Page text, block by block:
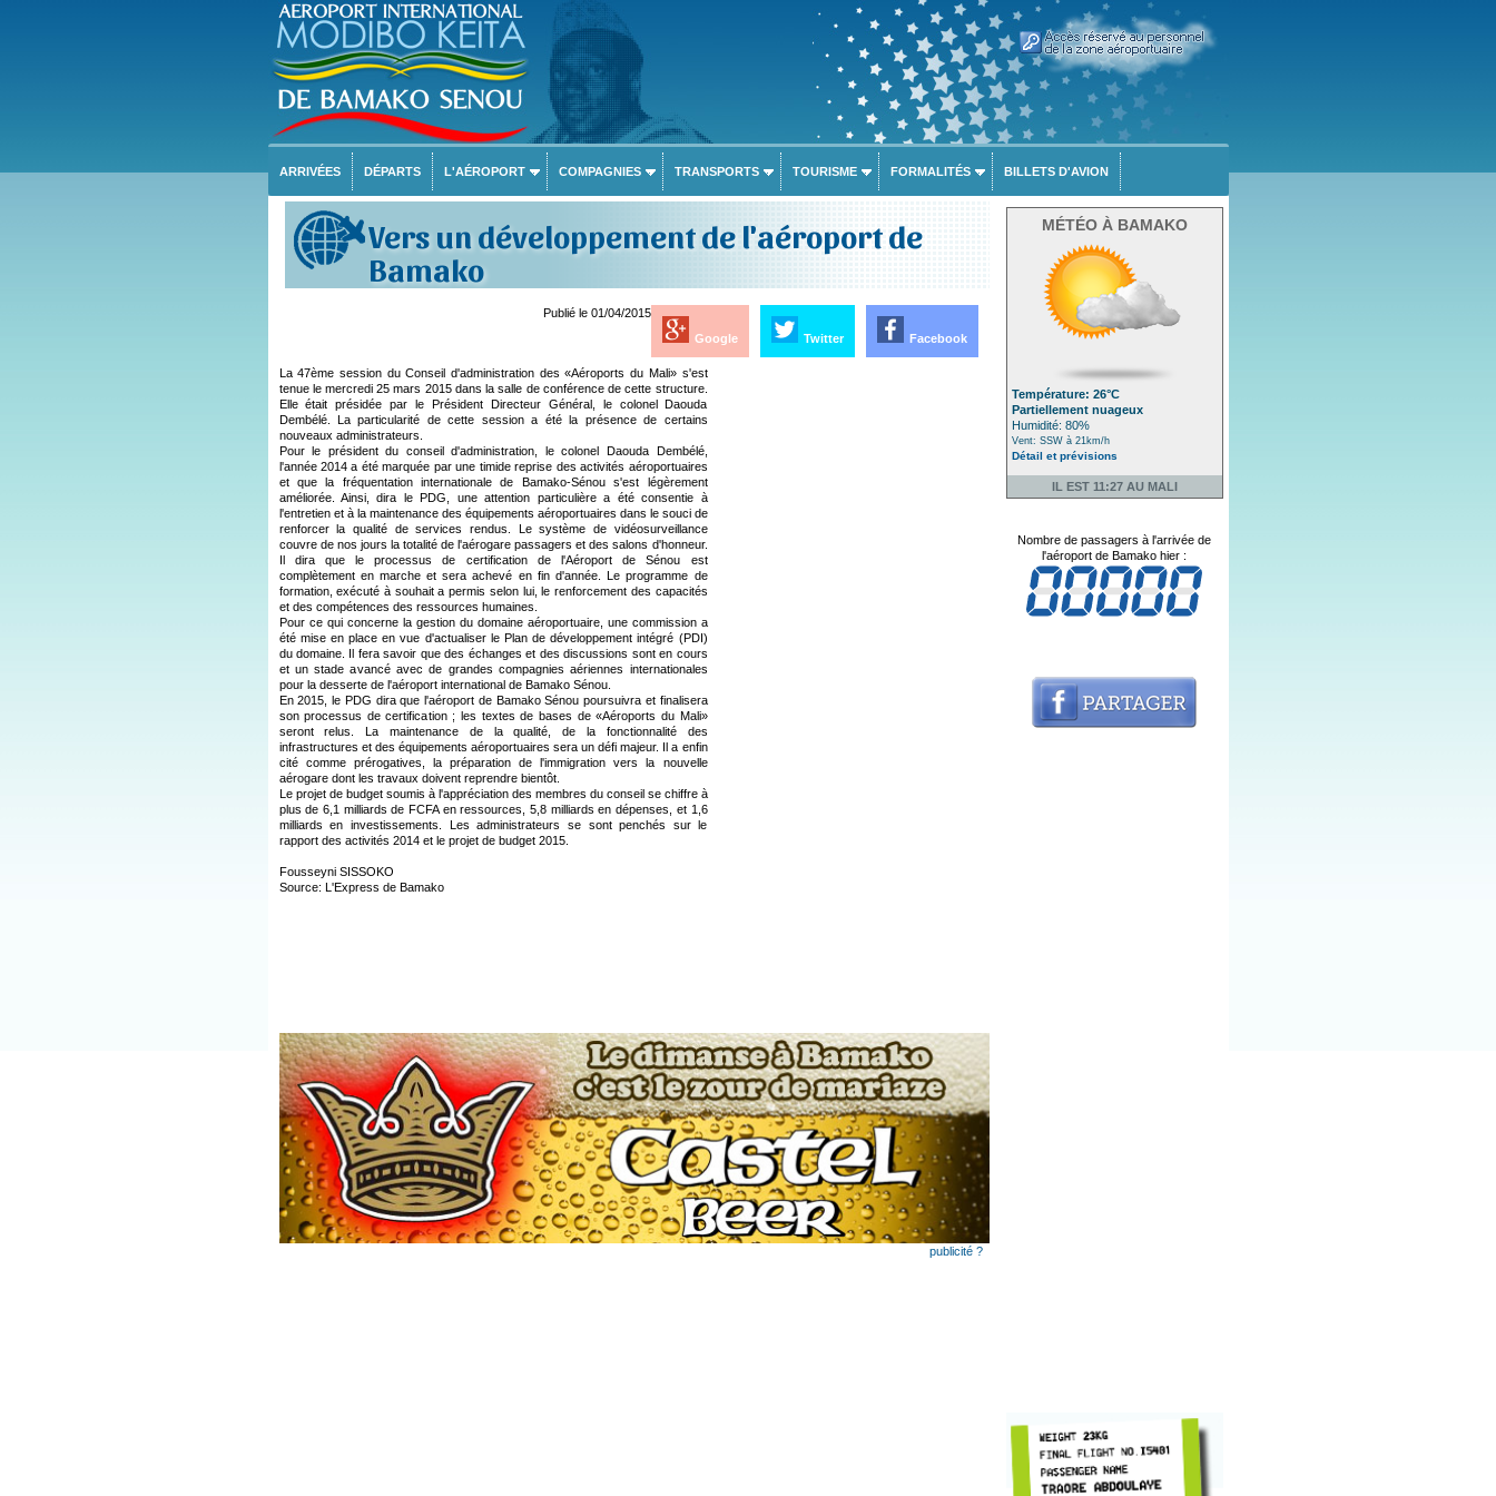
ARRIVÉES DÉPARTS L'AÉROPORT COMPAGNIES TRANSPORTS TOURISME FORMALITÉS BILLETS D'AVION
Vers un développement de l'aéroport de
Bamako
Facebook
Twitter
Google
Publié le 01/04/2015
La 47ème session du Conseil d'administration des «Aéroports du Mali» s'est
tenue le mercredi 25 mars 2015 dans la salle de conférence de cette structure.
Elle était présidée par le Président Directeur Général, le colonel Daouda
Dembélé. La particularité de cette session a été la présence de certains
nouveaux administrateurs.
Pour le président du conseil d'administration, le colonel Daouda Dembélé,
l'année 2014 a été marquée par une timide reprise des activités aéroportuaires
et que la fréquentation internationale de Bamako-Sénou s'est légèrement
améliorée. Ainsi, dira le PDG, une attention particulière a été consentie à
l'entretien et à la maintenance des équipements aéroportuaires dans le souci de
renforcer la qualité de services rendus. Le système de vidéosurveillance
couvre de nos jours la totalité de l'aérogare passagers et des salons d'honneur.
Il dira que le processus de certification de l'Aéroport de Sénou est
complètement en marche et sera achevé en fin d'année. Le programme de
formation, exécuté à souhait a permis selon lui, le renforcement des capacités
et des compétences des ressources humaines.
Pour ce qui concerne la gestion du domaine aéroportuaire, une commission a
été mise en place en vue d'actualiser le Plan de développement intégré (PDI)
du domaine. Il fera savoir que des échanges et des discussions sont en cours
et un stade avancé avec de grandes compagnies aériennes internationales
pour la desserte de l'aéroport international de Bamako Sénou.
En 2015, le PDG dira que l'aéroport de Bamako Sénou poursuivra et finalisera
son processus de certification ; les textes de bases de «Aéroports du Mali»
seront relus. La maintenance de la qualité, de la fonctionnalité des
infrastructures et des équipements aéroportuaires sera un défi majeur. Il a enfin
cité comme prérogatives, la préparation de l'immigration vers la nouvelle
aérogare dont les travaux doivent reprendre bientôt.
Le projet de budget soumis à l'appréciation des membres du conseil se chiffre à
plus de 6,1 milliards de FCFA en ressources, 5,8 milliards en dépenses, et 1,6
milliards en investissements. Les administrateurs se sont penchés sur le
rapport des activités 2014 et le projet de budget 2015.
Fousseyni SISSOKO
Source: L'Express de Bamako
publicité ?
MÉTÉO À BAMAKO
Température: 26°C
Partiellement nuageux
Humidité: 80%
Vent: SSW à 21km/h
Détail et prévisions
IL EST 11:27 AU MALI
Nombre de passagers à l'arrivée de
l'aéroport de Bamako hier :